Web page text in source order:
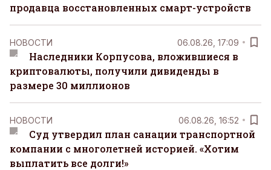
продавца восстановленных смарт-устройств
НОВОСТИ 06.08.26, 17:09
Наследники Корпусова, вложившиеся в
криптовалюты, получили дивиденды в
размере 30 миллионов
НОВОСТИ 06.08.26, 16:52
Суд утвердил план санации транспортной
компании с многолетней историей. «Хотим
выплатить все долги!»